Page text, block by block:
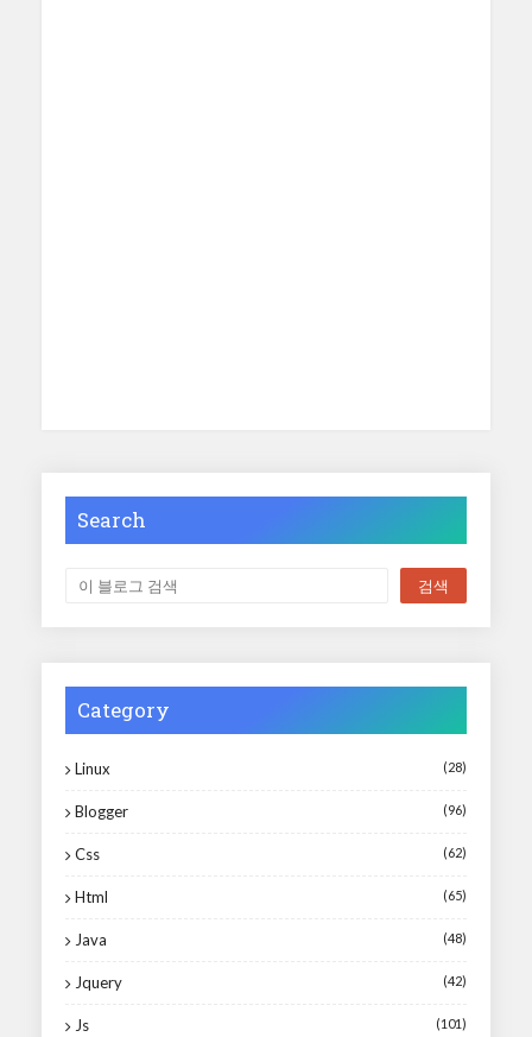
Search
Category
Linux (28)
Blogger (96)
Css (62)
Html (65)
Java (48)
Jquery (42)
Js (101)